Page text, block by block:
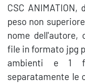
CSC
peso non
nome dell'autore,
file in formato jpg
ambienti e 1
separatamente le